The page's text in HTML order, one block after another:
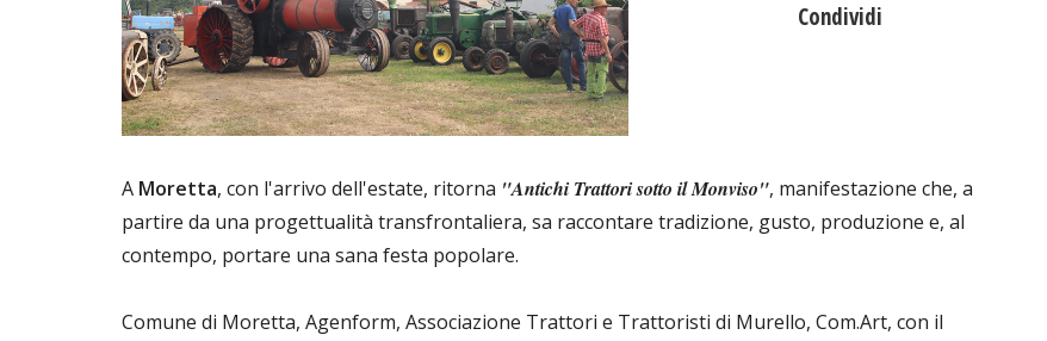
Condividi
A Moretta, con l'arrivo dell'estate, ritorna "Antichi Trattori sotto il Monviso", manifestazione che, a
partire da una progettualità transfrontaliera, sa raccontare tradizione, gusto, produzione e, al
contempo, portare una sana festa popolare.
Comune di Moretta, Agenform, Associazione Trattori e Trattoristi di Murello, Com.Art, con il